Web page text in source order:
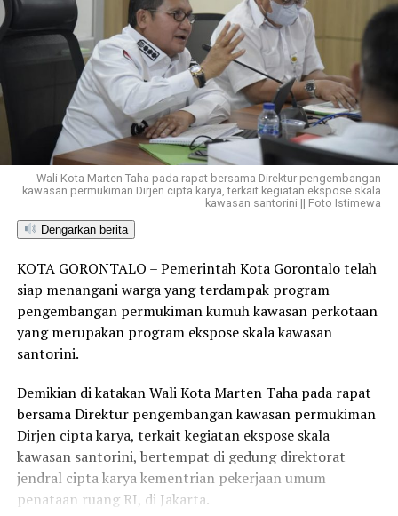
Wali Kota Marten Taha pada rapat bersama Direktur pengembangan
kawasan permukiman Dirjen cipta karya, terkait kegiatan ekspose skala
kawasan santorini || Foto Istimewa
Dengarkan berita
KOTA GORONTALO – Pemerintah Kota Gorontalo telah
siap menangani warga yang terdampak program
pengembangan permukiman kumuh kawasan perkotaan
yang merupakan program ekspose skala kawasan
santorini.
Demikian di katakan Wali Kota Marten Taha pada rapat
bersama Direktur pengembangan kawasan permukiman
Dirjen cipta karya, terkait kegiatan ekspose skala
kawasan santorini, bertempat di gedung direktorat
jendral cipta karya kementrian pekerjaan umum
penataan ruang RI, di Jakarta.